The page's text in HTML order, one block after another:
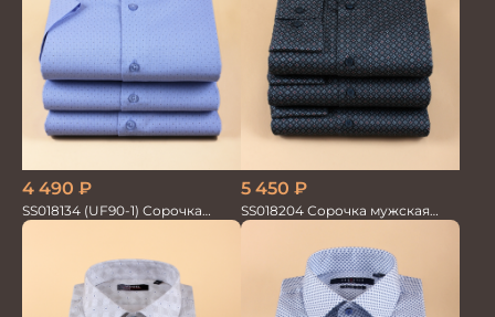
4 490 ₽
SS018134 (UF90-1) Сорочка
мужская GROSTYLE TRENDY
5 450 ₽
SS018204 Сорочка мужская
GROSTYLE PRIME